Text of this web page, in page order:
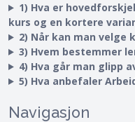
1) Hva er
kurs og en kortere
2) Når kan man velge
3) Hvem bestemmer
4) Hva går man glipp
5) Hva anbefaler
Navigasjon